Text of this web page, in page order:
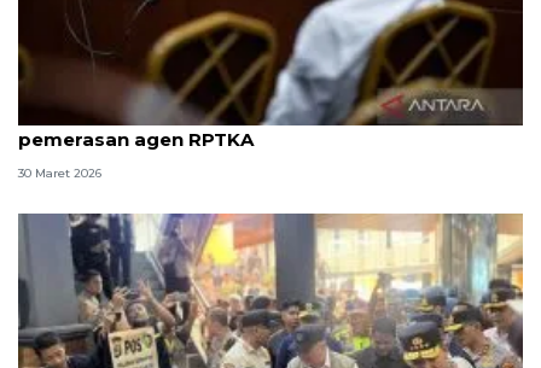
8 ASN Kemenaker hadapi sidang tuntutan kasus
pemerasan agen RPTKA
30 Maret 2026